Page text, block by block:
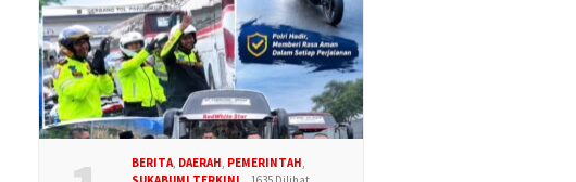
BERITA, DAERAH, PEMERINTAH,